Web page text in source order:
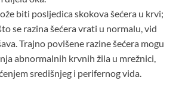
biti posljedica skokova šećera u krvi;
se razina šećera vrati u normalu, vid
Trajno povišene razine šećera mogu
abnormalnih krvnih žila u mrežnici,
središnjeg i perifernog vida.